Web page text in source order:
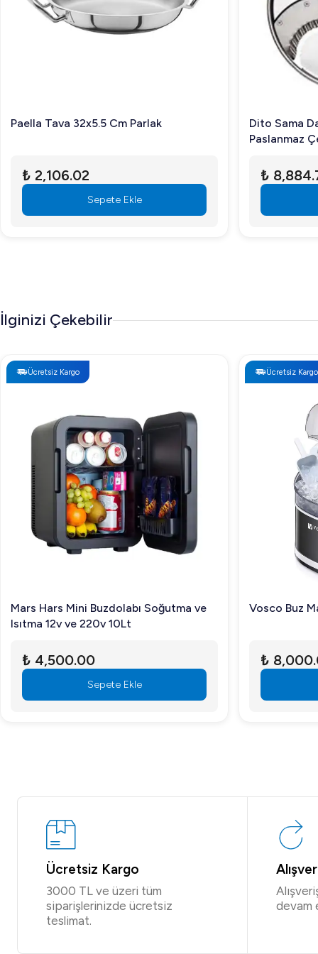
Bosfor UHM-10T, baklava, börek gibi yoğun hamurlar
Evet, paslanmaz çelik yapısıyla temizlik işlemi oldukça
Ürün hakkında daha fazla bilgiye ulaşmak için bizi arayın
Paella Tava 32x5.5 Cm Parlak
₺ 2,106.02
Sepete Ekle
Dito Sama
Paslanmaz
₺
İlginizi Çekebilir
Ücretsiz Kargo
Mars Hars Mini Buzdolabı Soğutma ve
Isıtma 12v ve 220v 10Lt
₺ 4,500.00
Sepete Ekle
Ücretsiz Kargo
Vosco Buz
₺
Ücretsiz Kargo
3000 TL ve üzeri tüm
siparişlerinizde ücretsiz
teslimat.
devam